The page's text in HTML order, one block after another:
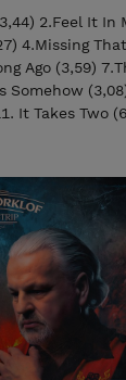
(4,11)
Bjorklof: Lead
Jokela:
Background
piano